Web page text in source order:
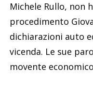
Michele Rullo, non
procedimento
dichiarazioni auto
vicenda. Le sue
movente